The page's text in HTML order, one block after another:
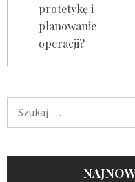
protetykę i
planowanie
operacji?